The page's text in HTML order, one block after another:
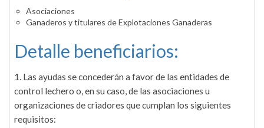
Asociaciones
Ganaderos y titulares de Explotaciones Ganaderas
Detalle beneficiarios:
1. Las ayudas se concederán a favor de las entidades de
control lechero o, en su caso, de las asociaciones u
organizaciones de criadores que cumplan los siguientes
requisitos: